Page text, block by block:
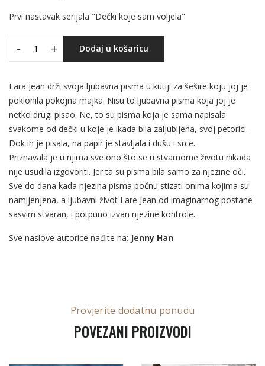
Prvi nastavak serijala "Dečki koje sam voljela"
- + Dodaj u košaricu
Lara Jean drži svoja ljubavna pisma u kutiji za šešire koju joj je
poklonila pokojna majka. Nisu to ljubavna pisma koja joj je
netko drugi pisao. Ne, to su pisma koja je sama napisala
svakome od dečki u koje je ikada bila zaljubljena, svoj petorici.
Dok ih je pisala, na papir je stavljala i dušu i srce.
Priznavala je u njima sve ono što se u stvarnome životu nikada
nije usudila izgovoriti. Jer ta su pisma bila samo za njezine oči.
Sve do dana kada njezina pisma počnu stizati onima kojima su
namijenjena, a ljubavni život Lare Jean od imaginarnog postane
sasvim stvaran, i potpuno izvan njezine kontrole.
Sve naslove autorice nađite na: Jenny Han
Provjerite dodatnu ponudu
POVEZANI PROIZVODI